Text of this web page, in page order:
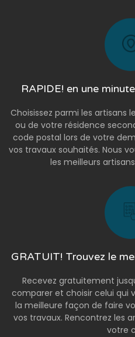
RAPIDE! en une
Choisissez parmi les artisans
ou de votre résidence
code postal lors de votre
vos travaux souhaités. Nous
les meilleurs
GRATUIT! Trouvez le
Recevez gratuitement
comparer et choisir celui qui
la meilleure façon de faire
vos travaux. Rencontrez les
votre